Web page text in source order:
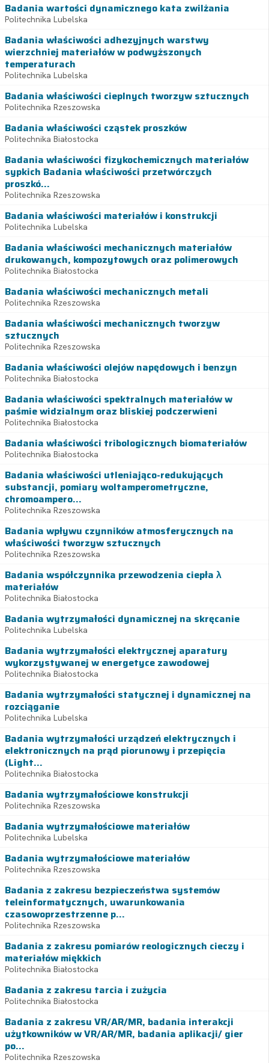
Badania wartości dynamicznego kata zwilżania
Politechnika Lubelska
Badania właściwości adhezyjnych warstwy
wierzchniej materiałów w podwyższonych
temperaturach
Politechnika Lubelska
Badania właściwości cieplnych tworzyw sztucznych
Politechnika Rzeszowska
Badania właściwości cząstek proszków
Politechnika Białostocka
Badania właściwości fizykochemicznych materiałów
sypkich Badania właściwości przetwórczych
proszkó...
Politechnika Rzeszowska
Badania właściwości materiałów i konstrukcji
Politechnika Lubelska
Badania właściwości mechanicznych materiałów
drukowanych, kompozytowych oraz polimerowych
Politechnika Białostocka
Badania właściwości mechanicznych metali
Politechnika Rzeszowska
Badania właściwości mechanicznych tworzyw
sztucznych
Politechnika Rzeszowska
Badania właściwości olejów napędowych i benzyn
Politechnika Białostocka
Badania właściwości spektralnych materiałów w
paśmie widzialnym oraz bliskiej podczerwieni
Politechnika Białostocka
Badania właściwości tribologicznych biomateriałów
Politechnika Białostocka
Badania właściwości utleniająco-redukujących
substancji, pomiary woltamperometryczne,
chromoampero...
Politechnika Rzeszowska
Badania wpływu czynników atmosferycznych na
właściwości tworzyw sztucznych
Politechnika Rzeszowska
Badania współczynnika przewodzenia ciepła λ
materiałów
Politechnika Białostocka
Badania wytrzymałości dynamicznej na skręcanie
Politechnika Lubelska
Badania wytrzymałości elektrycznej aparatury
wykorzystywanej w energetyce zawodowej
Politechnika Białostocka
Badania wytrzymałości statycznej i dynamicznej na
rozciąganie
Politechnika Lubelska
Badania wytrzymałości urządzeń elektrycznych i
elektronicznych na prąd piorunowy i przepięcia
(Light...
Politechnika Białostocka
Badania wytrzymałościowe konstrukcji
Politechnika Rzeszowska
Badania wytrzymałościowe materiałów
Politechnika Lubelska
Badania wytrzymałościowe materiałów
Politechnika Rzeszowska
Badania z zakresu bezpieczeństwa systemów
teleinformatycznych, uwarunkowania
czasowoprzestrzenne p...
Politechnika Rzeszowska
Badania z zakresu pomiarów reologicznych cieczy i
materiałów miękkich
Politechnika Białostocka
Badania z zakresu tarcia i zużycia
Politechnika Białostocka
Badania z zakresu VR/AR/MR, badania interakcji
użytkowników w VR/AR/MR, badania aplikacji/ gier
po...
Politechnika Rzeszowska